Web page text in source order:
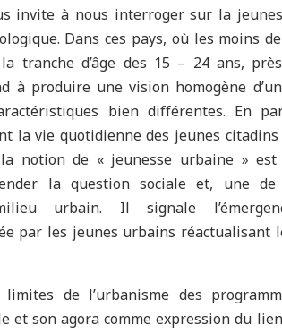
invite à nous interroger sur la
Dans ces pays, où les moins
tranche d’âge des 15 – 24 ans,
à produire une vision homogène
bien différentes. En
la vie quotidienne des jeunes
notion de « jeunesse urbaine »
la question sociale et, une
urbain. Il signale
par les jeunes urbains
de l’urbanisme des
et son agora comme expression du